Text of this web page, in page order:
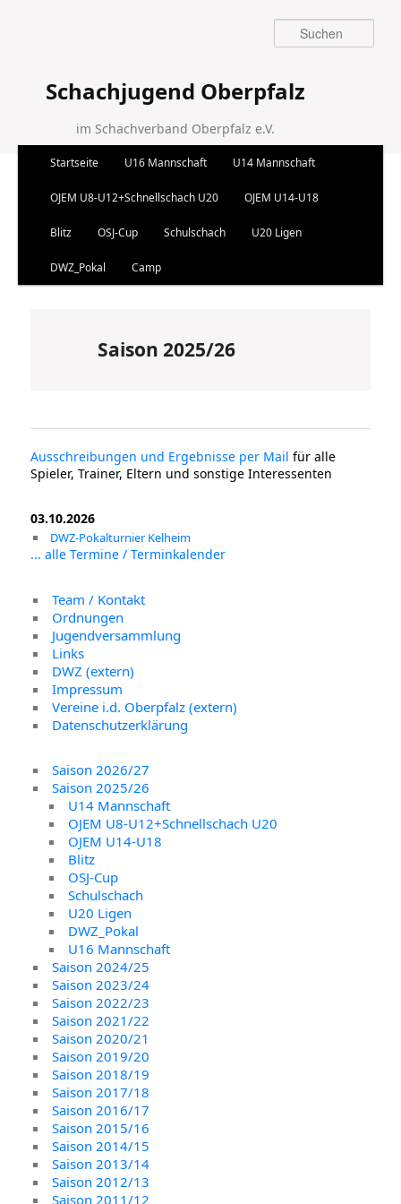
Schachjugend Oberpfalz
im Schachverband Oberpfalz e.V.
Suchen
Zum Inhalt wechseln
Zum sekundären Inhalt wechseln
Startseite U16 Mannschaft U14 Mannschaft
OJEM U8-U12+Schnellschach U20 OJEM U14-U18
Blitz OSJ-Cup Schulschach U20 Ligen
DWZ_Pokal Camp
Saison 2025/26
Ausschreibungen und Ergebnisse per Mail für alle
Spieler, Trainer, Eltern und sonstige Interessenten
03.10.2026
DWZ-Pokalturnier Kelheim
... alle Termine / Terminkalender
Team / Kontakt
Ordnungen
Jugendversammlung
Links
DWZ (extern)
Impressum
Vereine i.d. Oberpfalz (extern)
Datenschutzerklärung
Saison 2026/27
Saison 2025/26
U14 Mannschaft
OJEM U8-U12+Schnellschach U20
OJEM U14-U18
Blitz
OSJ-Cup
Schulschach
U20 Ligen
DWZ_Pokal
U16 Mannschaft
Saison 2024/25
Saison 2023/24
Saison 2022/23
Saison 2021/22
Saison 2020/21
Saison 2019/20
Saison 2018/19
Saison 2017/18
Saison 2016/17
Saison 2015/16
Saison 2014/15
Saison 2013/14
Saison 2012/13
Saison 2011/12